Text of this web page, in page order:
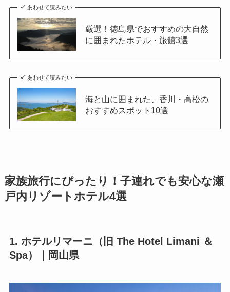
あわせて読みたい
厳選！徳島県でおすすめの大自然
に囲まれたホテル・旅館3選
あわせて読みたい
海と山に囲まれた、香川・高松の
おすすめスポット10選
家族旅行にぴったり！子連れでも安心な瀬
戸内リゾートホテル4選
1. ホテルリマーニ（旧 The Hotel Limani ＆
Spa）｜岡山県